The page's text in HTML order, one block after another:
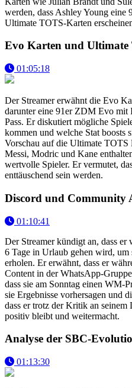
werden, dass Ashley Young eine
Ultimate TOTS-Karten
Evo Karten und Ultimate
01:05:18
Der Streamer erwähnt die Evo
darunter eine 91er ZDM Evo mit
Pass. Er diskutiert mögliche
kommen und welche Stat boosts
Vorschau auf die Ultimate
Messi, Modric und Kane
wertvolle Spieler. Er vermutet,
enttäuschend sein werden.
Discord und Community
01:10:41
Der Streamer kündigt an, dass
6 Tage in Urlaub gehen wird,
erholen. Er erwähnt, dass er
Content in der WhatsApp-
dass sie am Sonntag einen WM-
sie Ergebnisse vorhersagen und
dass er trotz der Kritik an seinem
positiv bleibt und weitermacht.
Analyse der SBC-
01:13:30